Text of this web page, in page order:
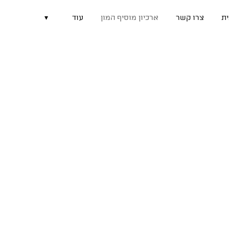
צרו קשר ארכיון מוסיף המון עוד ▾